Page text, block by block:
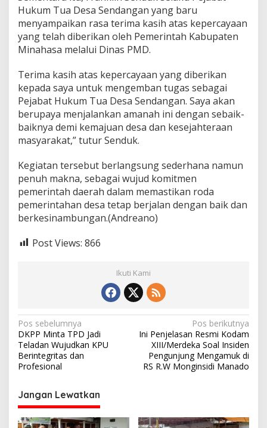
Hukum Tua Desa Sendangan yang baru
menyampaikan rasa terima kasih atas kepercayaan
yang telah diberikan oleh Pemerintah Kabupaten
Minahasa melalui Dinas PMD.
Terima kasih atas kepercayaan yang diberikan
kepada saya untuk mengemban tugas sebagai
Pejabat Hukum Tua Desa Sendangan. Saya akan
berupaya menjalankan amanah ini dengan sebaik-
baiknya demi kemajuan desa dan kesejahteraan
masyarakat,” tutur Senduk.
Kegiatan tersebut berlangsung sederhana namun
penuh makna, sebagai wujud komitmen
pemerintah daerah dalam memastikan roda
pemerintahan desa tetap berjalan dengan baik dan
berkesinambungan.(Andreano)
Post Views: 866
Ikuti Kami
N
a
v
g
a
Pos sebelumnya
DKPP Minta TPD Jadi
Teladan Wujudkan KPU
Berintegritas dan
Profesional
Pos berikutnya
Ini Penjelasan Resmi Kodam
XIII/Merdeka Soal Insiden
Pengunjung Mengamuk di
RS R.W Monginsidi Manado
Jangan Lewatkan